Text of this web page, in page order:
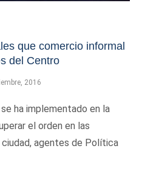
que comercio informal
del Centro
2016
ha implementado en la
el orden en las
agentes de Política